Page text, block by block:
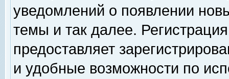
уведомлений о появлении
темы и так далее.
предоставляет
и удобные возможности по